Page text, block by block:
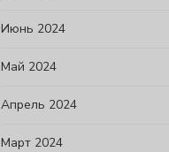
Июнь 2024
Май 2024
Апрель 2024
Март 2024